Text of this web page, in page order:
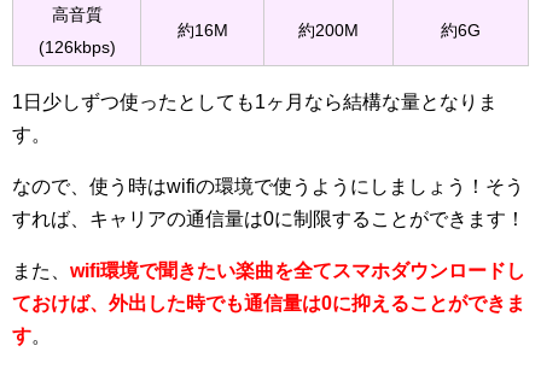
高音質
(126kbps)
約16M 約200M 約6G
1日少しずつ使ったとしても1ヶ月なら結構な量となりま
す。
なので、使う時はwifiの環境で使うようにしましょう！そう
すれば、キャリアの通信量は0に制限することができます！
また、 wifi環境で聞きたい楽曲を全てスマホダウンロードし
ておけば、外出した時でも通信量は0に抑えることができま
す。